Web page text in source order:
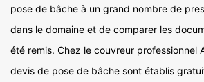
pose de bâche à un grand nombre de
dans le domaine et de comparer les
été remis. Chez le couvreur professionnel
devis de pose de bâche sont établis